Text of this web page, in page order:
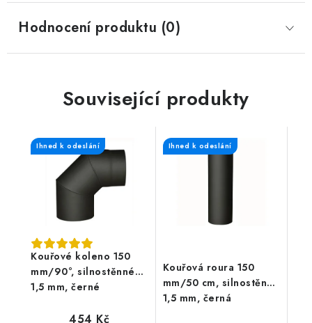
Hodnocení produktu (0)
Související produkty
Kouřové koleno 150
mm/90°, silnostěnné
1,5 mm, černé
Ihned k odeslání
454 Kč
Kouřová roura 150
mm/50 cm, silnostěnná
1,5 mm, černá
Ihned k odeslání